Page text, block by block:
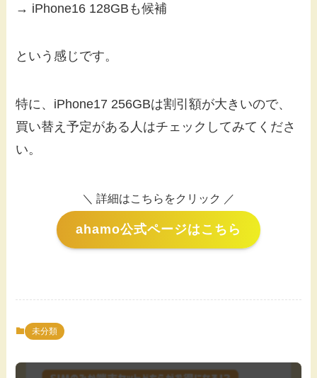
→ iPhone16 128GBも候補
という感じです。
特に、iPhone17 256GBは割引額が大きいので、
買い替え予定がある人はチェックしてみてくださ
い。
＼ 詳細はこちらをクリック ／
ahamo公式ページはこちら
未分類